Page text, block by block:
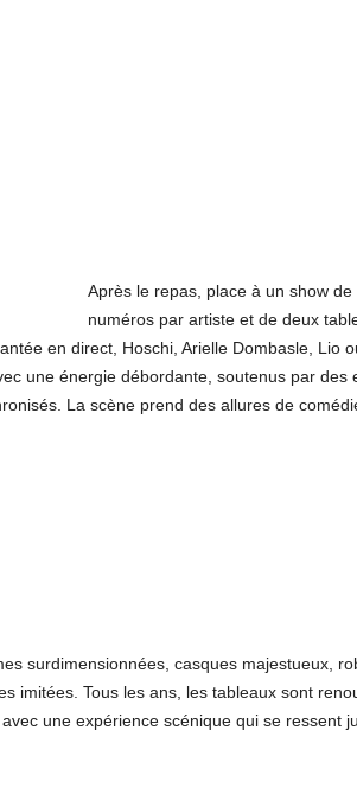
Après le repas, place à un show
numéros par artiste et de deux
en direct, Hoschi, Arielle Dombasle, Lio
une énergie débordante, soutenus par
La scène prend des allures de
surdimensionnées, casques majestueux,
imitées. Tous les ans, les tableaux sont
une expérience scénique qui se ressent